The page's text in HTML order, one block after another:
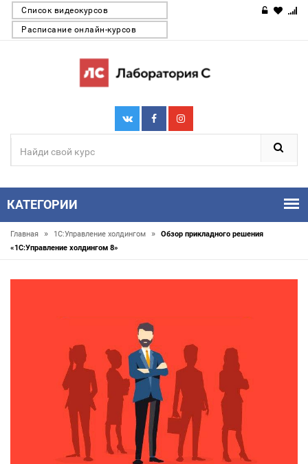
Список видеокурсов
Расписание онлайн-курсов
КАТЕГОРИИ
Главная » 1С:Управление холдингом »
Обзор прикладного решения
«1С:Управление холдингом 8»